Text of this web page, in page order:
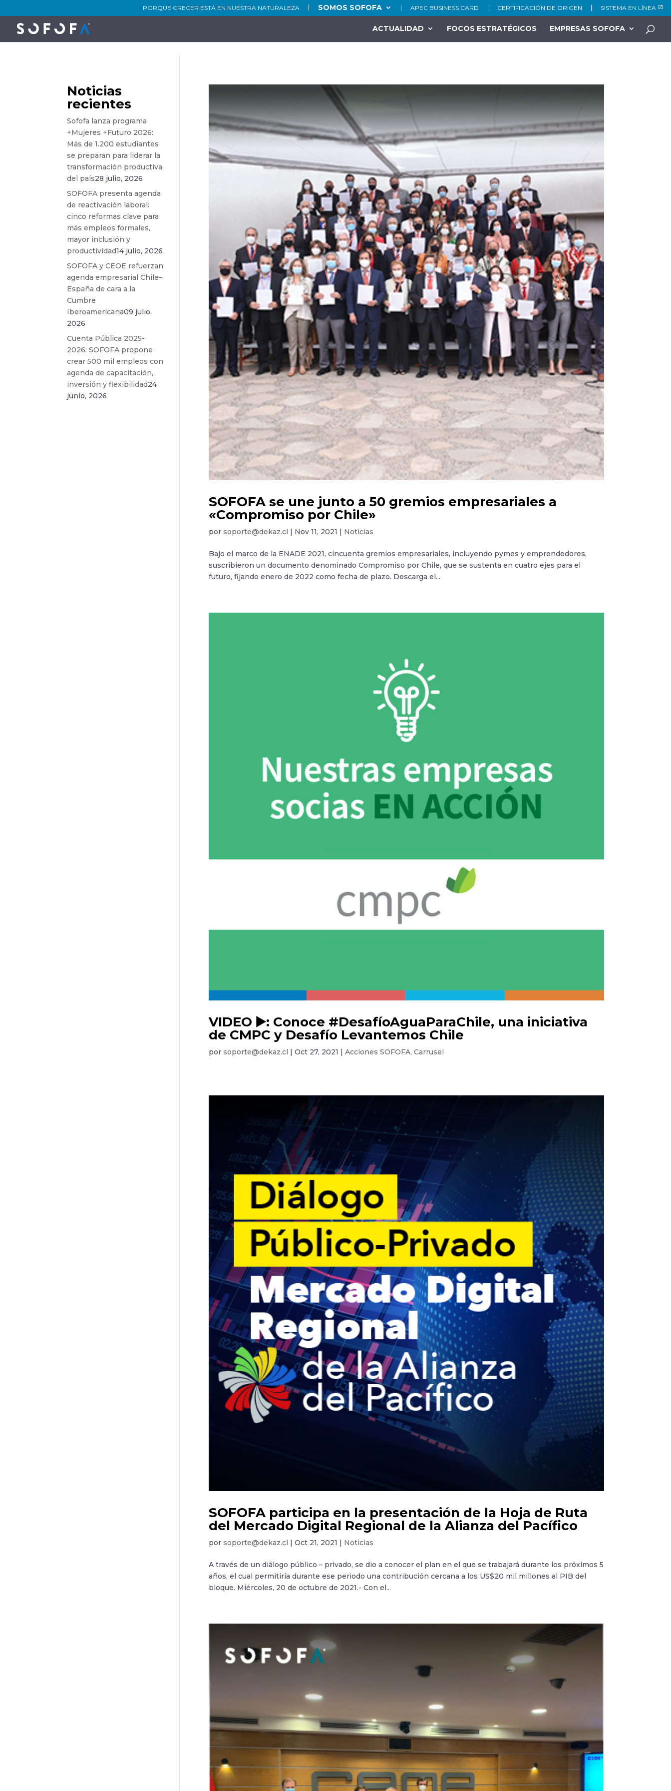
PORQUE CRECER ESTÁ EN NUESTRA NATURALEZA SOMOS SOFOFA APEC BUSINESS CARD CERTIFICACIÓN DE ORIGEN SISTEMA EN LÍNEA
ACTUALIDAD FOCOS ESTRATÉGICOS EMPRESAS SOFOFA
SOFOFA se une junto a 50 gremios empresariales a
«Compromiso por Chile»
por soporte@dekaz.cl | Nov 11, 2021 | Noticias
Bajo el marco de la ENADE 2021, cincuenta gremios empresariales, incluyendo pymes y emprendedores,
suscribieron un documento denominado Compromiso por Chile, que se sustenta en cuatro ejes para el
futuro, fijando enero de 2022 como fecha de plazo. Descarga el...
VIDEO ▶️: Conoce #DesafíoAguaParaChile, una iniciativa
de CMPC y Desafío Levantemos Chile
por soporte@dekaz.cl | Oct 27, 2021 | Acciones SOFOFA, Carrusel
SOFOFA participa en la presentación de la Hoja de Ruta
del Mercado Digital Regional de la Alianza del Pacífico
por soporte@dekaz.cl | Oct 21, 2021 | Noticias
A través de un diálogo público – privado, se dio a conocer el plan en el que se trabajará durante los próximos 5
años, el cual permitiría durante ese periodo una contribución cercana a los US$20 mil millones al PIB del
bloque. Miércoles, 20 de octubre de 2021.- Con el...
Noticias
recientes
Sofofa lanza programa
+Mujeres +Futuro 2026:
Más de 1.200 estudiantes
se preparan para liderar la
transformación productiva
del país28 julio, 2026
SOFOFA presenta agenda
de reactivación laboral:
cinco reformas clave para
más empleos formales,
mayor inclusión y
productividad14 julio, 2026
SOFOFA y CEOE refuerzan
agenda empresarial Chile–
España de cara a la
Cumbre
Iberoamericana09 julio,
2026
Cuenta Pública 2025-
2026: SOFOFA propone
crear 500 mil empleos con
agenda de capacitación,
inversión y flexibilidad24
junio, 2026